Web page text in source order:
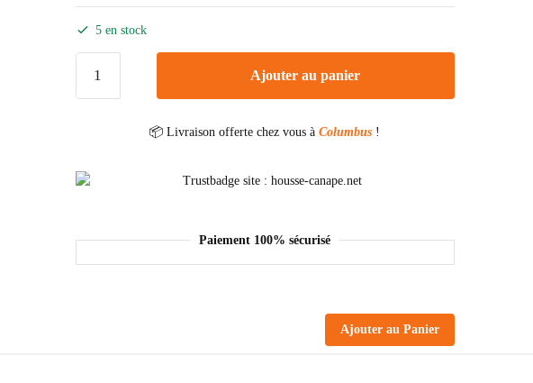
5 en stock
Ajouter au panier
📦 Livraison offerte chez vous àColumbus !
Paiement 100% sécurisé
Ajouter au Panier